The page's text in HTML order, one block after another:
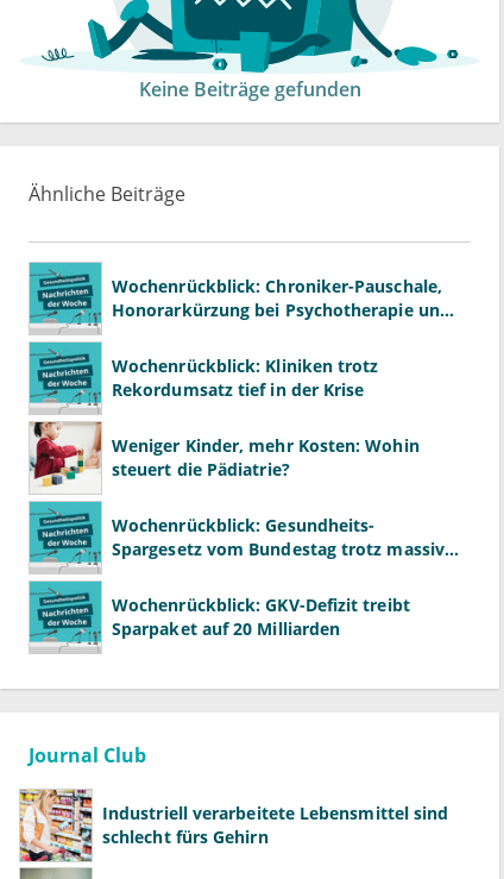
Keine Beiträge gefunden
Ähnliche Beiträge
Wochenrückblick: Chroniker-Pauschale,
Honorarkürzung bei Psychotherapie und
Wochenrückblick: Kliniken trotz
Rekordumsatz tief in der Krise
Weniger Kinder, mehr Kosten: Wohin
steuert die Pädiatrie?
Wochenrückblick: Gesundheits-
Spargesetz vom Bundestag trotz massiver
Wochenrückblick: GKV-Defizit treibt
Sparpaket auf 20 Milliarden
Journal Club
Industriell verarbeitete Lebensmittel sind
schlecht fürs Gehirn